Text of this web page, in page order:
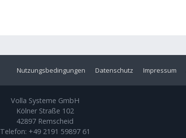
Impressum
Datenschutz
Nutzungsbedingungen
Volla Systeme GmbH
Kölner Straße 102
42897 Remscheid
Telefon: +49 2191 59897 61